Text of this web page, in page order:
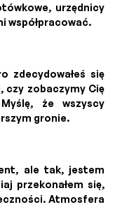
urzędnicy
współpracować.
zdecydowałeś się
czy zobaczymy Cię
że wszyscy
gronie.
ale tak, jestem
przekonałem się,
Atmosfera